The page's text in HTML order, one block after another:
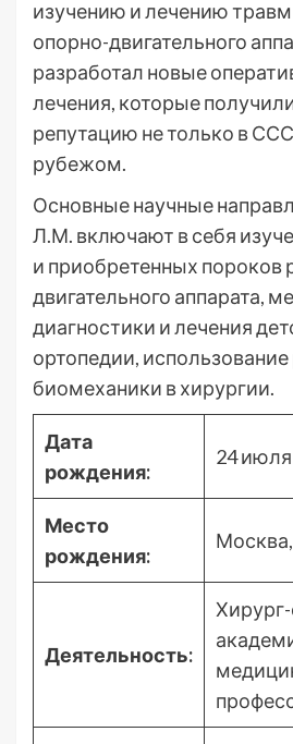
изучению и лечению
опорно-двигательного
разработал новые
лечения, которые
репутацию не только в
рубежом.
Основные научные
Л.М. включают в себя
и приобретенных пороков
двигательного аппарата,
диагностики и лечения
ортопедии,
биомеханики в хирургии.
Дата
рождения:
24 июля
Место
рождения:
Деятельность: